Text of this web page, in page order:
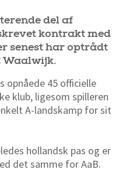
del af
kontrakt med
senest har optrådt
Waalwijk.
opnåede 45 officielle
klub, ligesom spilleren
A-landskamp for sit
hollandsk pas og er
det samme for AaB.